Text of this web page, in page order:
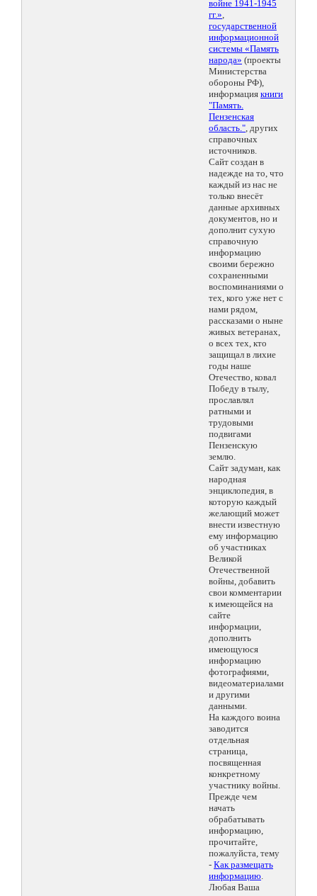
войне 1941-1945
гг.»,
государственной
информационной
системы «Память
народа» (проекты
Министерства
обороны РФ),
информация книги
"Память.
Пензенская
область.", других
справочных
источников.
Сайт создан в
надежде на то, что
каждый из нас не
только внесёт
данные архивных
документов, но и
дополнит сухую
справочную
информацию
своими бережно
сохраненными
воспоминаниями о
тех, кого уже нет с
нами рядом,
рассказами о ныне
живых ветеранах,
о всех тех, кто
защищал в лихие
годы наше
Отечество, ковал
Победу в тылу,
прославлял
ратными и
трудовыми
подвигами
Пензенскую
землю.
Сайт задуман, как
народная
энциклопедия, в
которую каждый
желающий может
внести известную
ему информацию
об участниках
Великой
Отечественной
войны, добавить
свои комментарии
к имеющейся на
сайте
информации,
дополнить
имеющуюся
информацию
фотографиями,
видеоматериалами
и другими
данными.
На каждого воина
заводится
отдельная
страница,
посвященная
конкретному
участнику войны.
Прежде чем
начать
обрабатывать
информацию,
прочитайте,
пожалуйста, тему
- Как размещать
информацию.
Любая Ваша